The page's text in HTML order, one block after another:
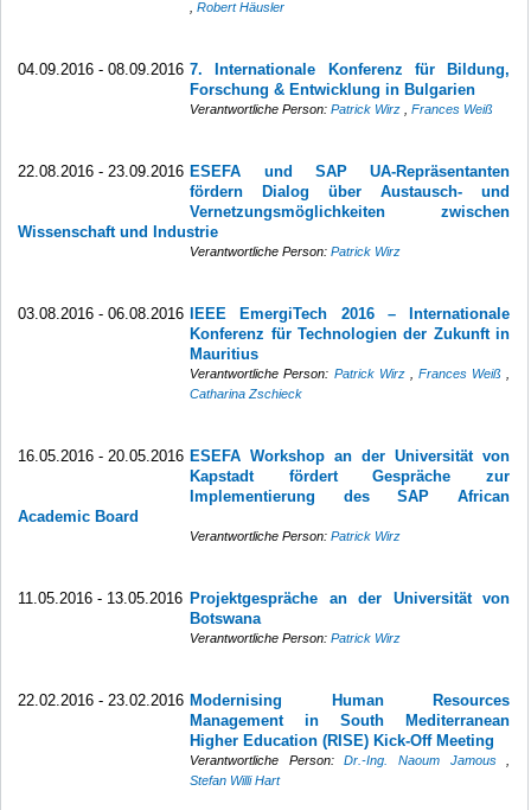
,Robert Häusler
04.09.2016 - 08.09.2016 7. Internationale Konferenz für Bildung,
Forschung & Entwicklung in Bulgarien
Verantwortliche Person:Patrick Wirz ,Frances Weiß
22.08.2016 - 23.09.2016 ESEFA und SAP UA-Repräsentanten
fördern Dialog über Austausch- und
Vernetzungsmöglichkeiten zwischen
Wissenschaft und Industrie
Verantwortliche Person:Patrick Wirz
03.08.2016 - 06.08.2016
IEEE EmergiTech 2016 – Internationale
Konferenz für Technologien der Zukunft in
Mauritius
Verantwortliche Person: Patrick Wirz Frances Weiß
Catharina Zschieck
16.05.2016 - 20.05.2016 ESEFA Workshop an der Universität von
Kapstadt fördert Gespräche zur
Implementierung des SAP African
Academic Board
Verantwortliche Person:Patrick Wirz
11.05.2016 - 13.05.2016 Projektgespräche an der Universität von
Botswana
Verantwortliche Person:Patrick Wirz
22.02.2016 - 23.02.2016 Modernising Human Resources
Management in South Mediterranean
Higher Education (RISE) Kick-Off Meeting
Verantwortliche Person:Dr.-Ing. Naoum Jamous
Stefan Willi Hart